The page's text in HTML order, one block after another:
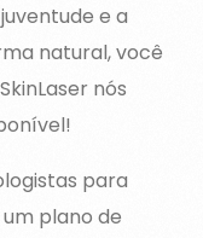
e a
natural, você
nós
para
plano de